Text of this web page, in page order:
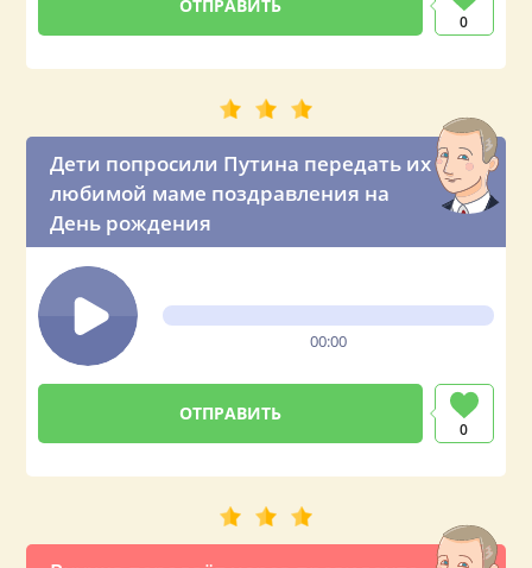
0
Дети попросили Путина передать их
любимой маме поздравления на
День рождения
00:00
0